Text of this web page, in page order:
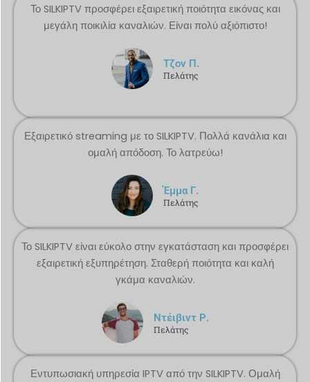
Το SILKIPTV προσφέρει εξαιρετική ποιότητα εικόνας και
μεγάλη ποικιλία καναλιών. Είναι πολύ αξιόπιστο!
Τζον Π.
Πελάτης
Εξαιρετικό streaming με το SILKIPTV. Πολλά κανάλια και
ομαλή απόδοση. Το λατρεύω!
Έμμα Γ.
Πελάτης
Το SILKIPTV είναι εύκολο στην εγκατάσταση και προσφέρει
εξαιρετική εξυπηρέτηση. Σταθερή ποιότητα και καλή
γκάμα καναλιών.
Ντέιβιντ Ρ.
Πελάτης
Εντυπωσιακή υπηρεσία IPTV από την SILKIPTV. Ομαλή